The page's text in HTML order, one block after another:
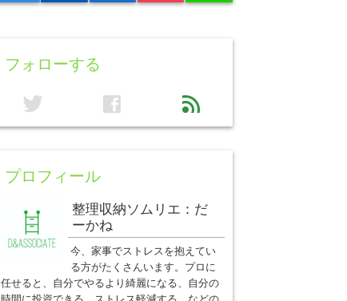
フォローする
twitter facebook feed
プロフィール
整理収納ソムリエ：だ
ーかね
今、家事でストレスを抱えてい
る方がたくさんいます。プロに
任せると、自分でやるより綺麗になる、自分の